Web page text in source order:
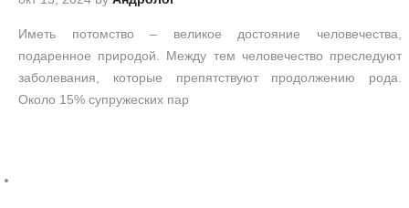
Иметь потомство – великое достояние человечества,
подаренное природой. Между тем человечество преследуют
заболевания, которые препятствуют продолжению рода.
Около 15% супружеских пар